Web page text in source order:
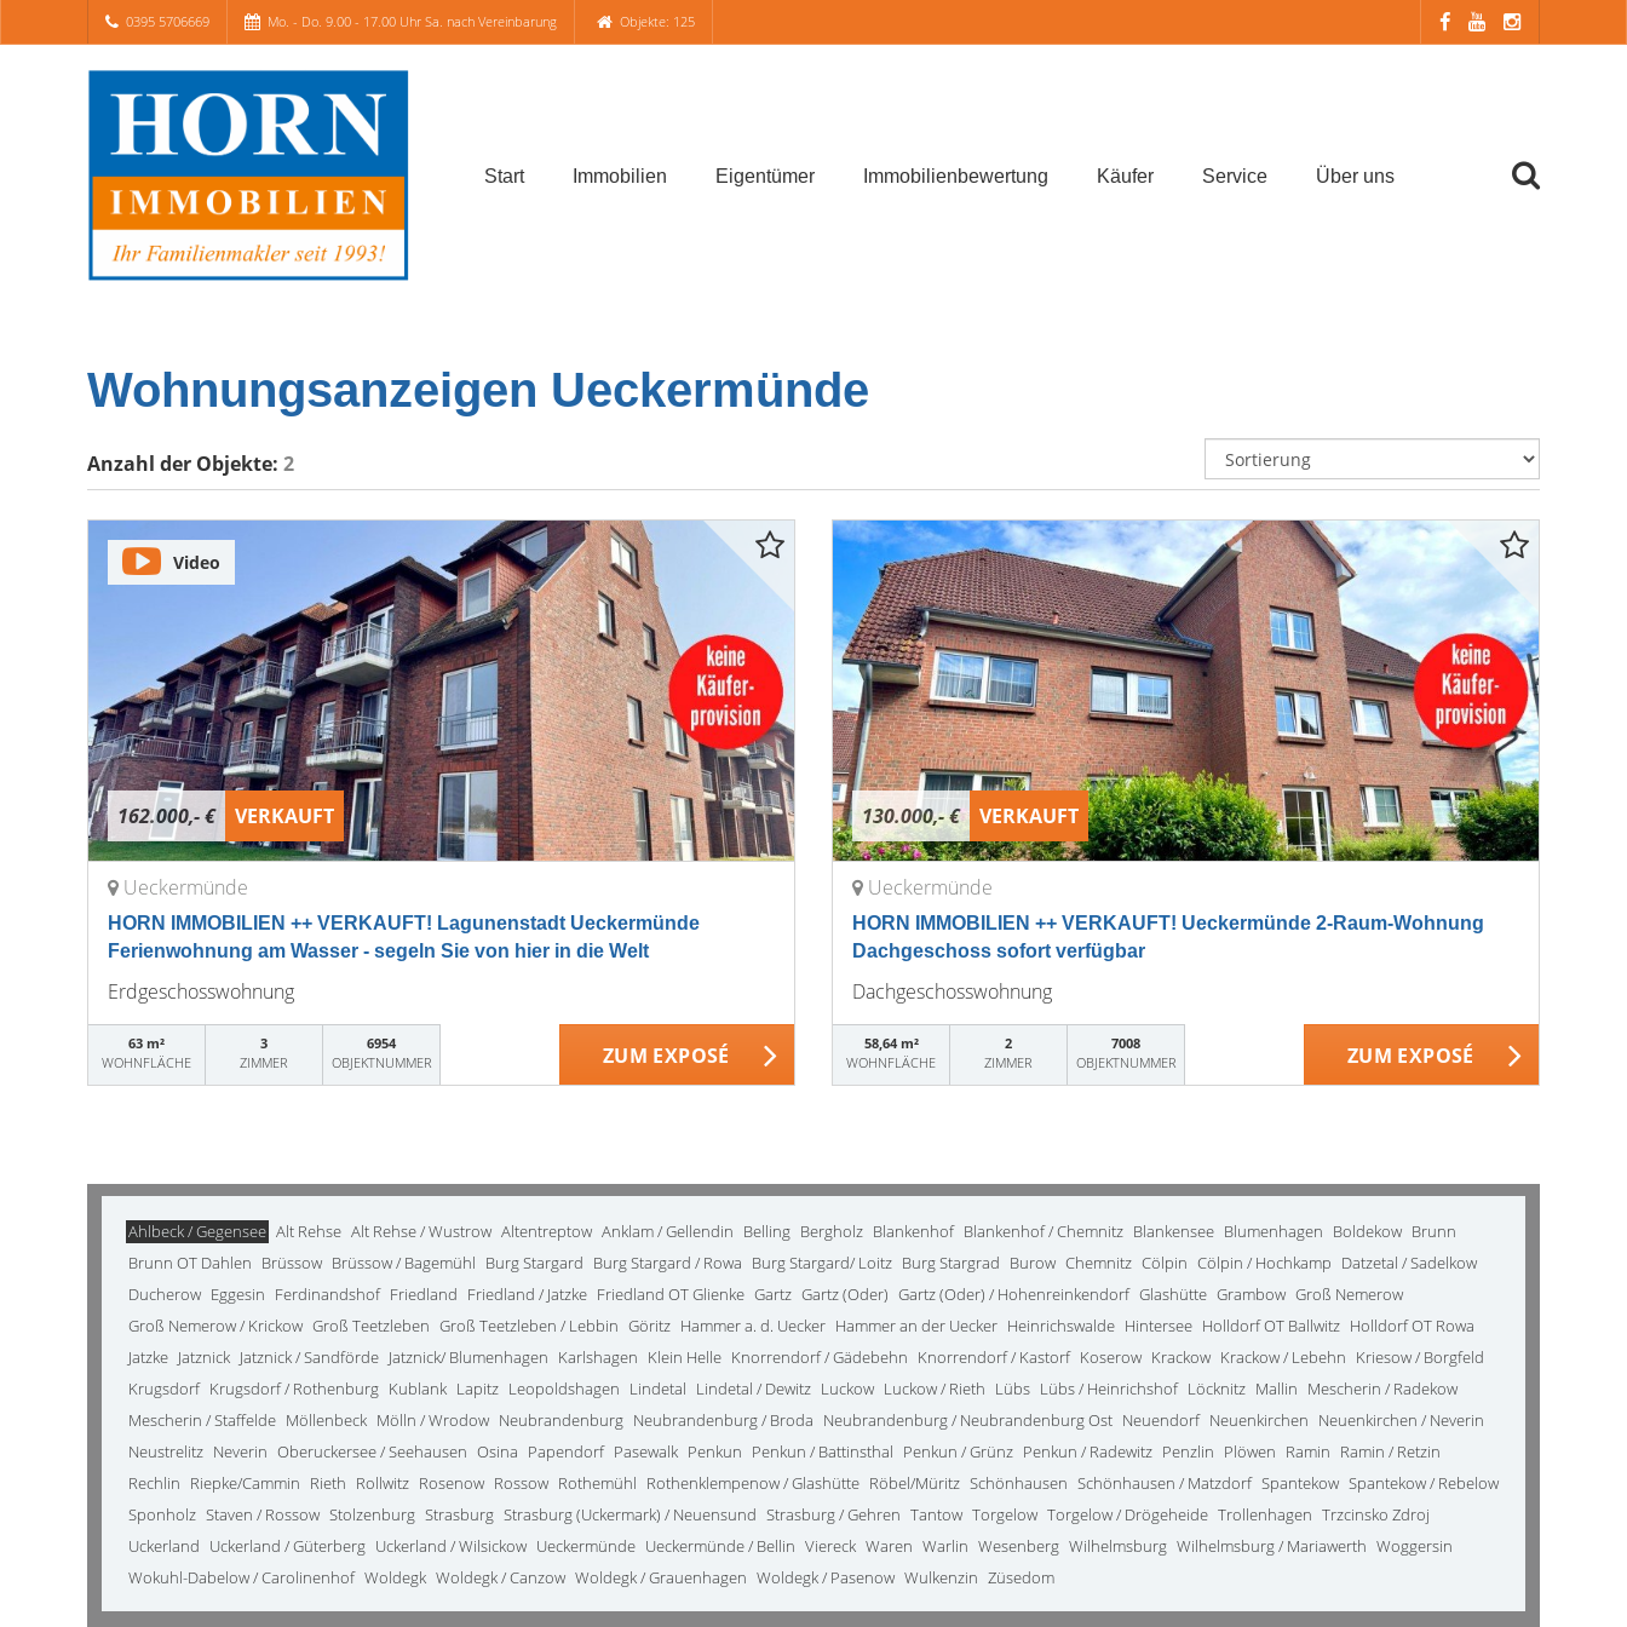
0395 5706669 Mo. - Do. 9.00 - 17.00 Uhr Sa. nach Vereinbarung Objekte: 125
Start Immobilien Eigentümer Immobilienbewertung Käufer Service Über uns
Wohnungsanzeigen Ueckermünde
Anzahl der Objekte: 2
162.000,- € VERKAUFT
Video
Ueckermünde
HORN IMMOBILIEN ++ VERKAUFT! Lagunenstadt Ueckermünde
Ferienwohnung am Wasser - segeln Sie von hier in die Welt
Erdgeschosswohnung
63 m²
WOHNFLÄCHE
3
ZIMMER
6954
OBJEKTNUMMER
ZUM EXPOSÉ
130.000,- € VERKAUFT
Ueckermünde
HORN IMMOBILIEN ++ VERKAUFT! Ueckermünde 2-Raum-Wohnung
Dachgeschoss sofort verfügbar
Dachgeschosswohnung
58,64 m²
WOHNFLÄCHE
2
ZIMMER
7008
OBJEKTNUMMER
ZUM EXPOSÉ
Ahlbeck / Gegensee Alt Rehse Alt Rehse / Wustrow Altentreptow Anklam / Gellendin Belling Bergholz Blankenhof Blankenhof / Chemnitz Blankensee Blumenhagen Boldekow Brunn
Brunn OT Dahlen Brüssow Brüssow / Bagemühl Burg Stargard Burg Stargard / Rowa Burg Stargard/ Loitz Burg Stargrad Burow Chemnitz Cölpin Cölpin / Hochkamp Datzetal / Sadelkow
Ducherow Eggesin Ferdinandshof Friedland Friedland / Jatzke Friedland OT Glienke Gartz Gartz (Oder) Gartz (Oder) / Hohenreinkendorf Glashütte Grambow Groß Nemerow
Groß Nemerow / Krickow Groß Teetzleben Groß Teetzleben / Lebbin Göritz Hammer a. d. Uecker Hammer an der Uecker Heinrichswalde Hintersee Holldorf OT Ballwitz Holldorf OT Rowa
Jatzke Jatznick Jatznick / Sandförde Jatznick/ Blumenhagen Karlshagen Klein Helle Knorrendorf / Gädebehn Knorrendorf / Kastorf Koserow Krackow Krackow / Lebehn Kriesow / Borgfeld
Krugsdorf Krugsdorf / Rothenburg Kublank Lapitz Leopoldshagen Lindetal Lindetal / Dewitz Luckow Luckow / Rieth Lübs Lübs / Heinrichshof Löcknitz Mallin Mescherin / Radekow
Mescherin / Staffelde Möllenbeck Mölln / Wrodow Neubrandenburg Neubrandenburg / Broda Neubrandenburg / Neubrandenburg Ost Neuendorf Neuenkirchen Neuenkirchen / Neverin
Neustrelitz Neverin Oberuckersee / Seehausen Osina Papendorf Pasewalk Penkun Penkun / Battinsthal Penkun / Grünz Penkun / Radewitz Penzlin Plöwen Ramin Ramin / Retzin
Rechlin Riepke/Cammin Rieth Rollwitz Rosenow Rossow Rothemühl Rothenklempenow / Glashütte Röbel/Müritz Schönhausen Schönhausen / Matzdorf Spantekow Spantekow / Rebelow
Sponholz Staven / Rossow Stolzenburg Strasburg Strasburg (Uckermark) / Neuensund Strasburg / Gehren Tantow Torgelow Torgelow / Drögeheide Trollenhagen Trzcinsko Zdroj
Uckerland Uckerland / Güterberg Uckerland / Wilsickow Ueckermünde Ueckermünde / Bellin Viereck Waren Warlin Wesenberg Wilhelmsburg Wilhelmsburg / Mariawerth Woggersin
Wokuhl-Dabelow / Carolinenhof Woldegk Woldegk / Canzow Woldegk / Grauenhagen Woldegk / Pasenow Wulkenzin Züsedom